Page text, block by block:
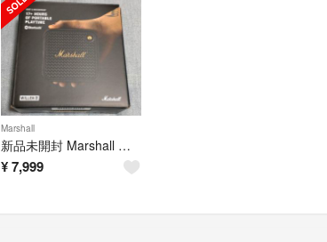
Marshall
新品未開封 Marshall WILLEN II ワイヤレススピーカー
¥7,999